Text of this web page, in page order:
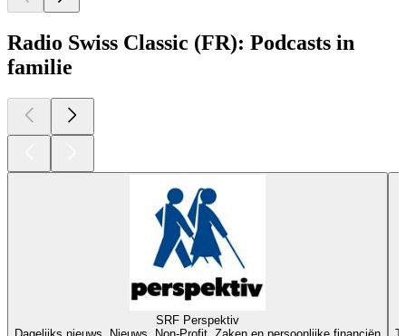
Radio Swiss Classic (FR): Podcasts in
familie
SRF Perspektiv